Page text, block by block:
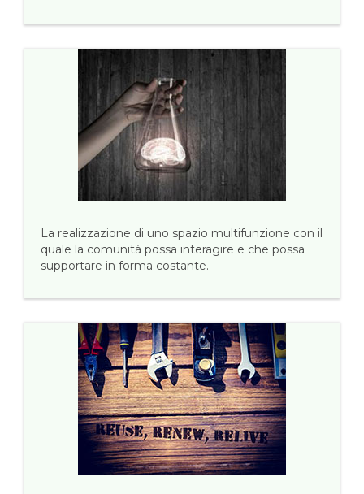
La realizzazione di uno spazio multifunzione con il
quale la comunità possa interagire e che possa
supportare in forma costante.